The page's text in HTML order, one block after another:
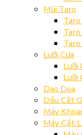
Mũi Taro
Lưỡi Cưa
Lưỡi
Lưỡi
Dao Doa
Dầu Cắt
Máy
Máy Cắt